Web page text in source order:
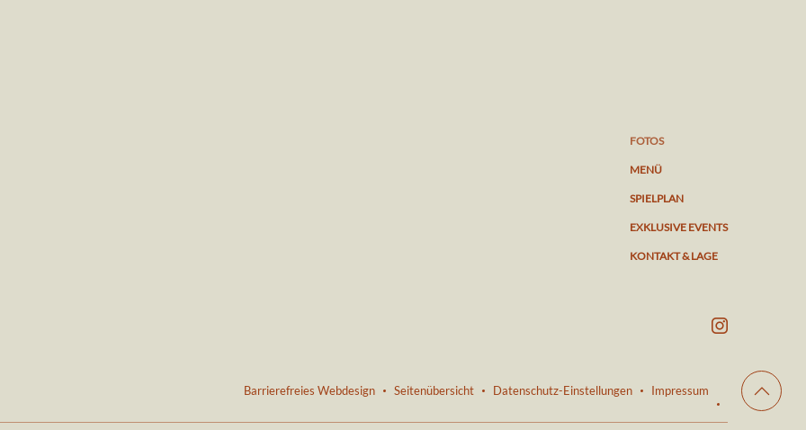
FOTOS
MENÜ
SPIELPLAN
EXKLUSIVE EVENTS
KONTAKT & LAGE
Barrierefreies Webdesign Seitenübersicht Datenschutz-Einstellungen Impressum